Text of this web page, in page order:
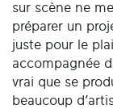
sur scène ne
préparer un
juste pour le
accompagnée
vrai que se
beaucoup